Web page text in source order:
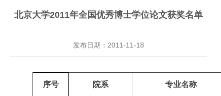
北京大学2011年全国优秀博士学位论文获奖名单
发布日期：2011-11-18
序号 院系 专业名称